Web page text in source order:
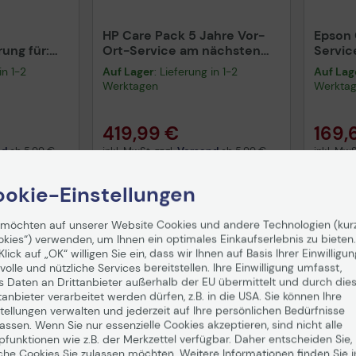
für:
1-2
ab5,99 €
HP Care Pack 5 Jahre Vor-
Ort-Service am nächsten
Arbeitstag Laserjet M506
Serie U8PK5E
Auf Lager: Lieferung in 1-2
Werktagen
419,99 €
inkl. MwSt. zzgl.Versandab5,99 €
Jahre
Auf
inkl.
Einstellungen
auf unserer Website Cookies und andere Technologien
verwenden, um Ihnen ein optimales Einkaufserlebnis zu bieten.
auf „OK“ willigen Sie ein, dass wir Ihnen auf Basis Ihrer
und nützliche Services bereitstellen. Ihre Einwilligung umfasst,
Daten an Drittanbieter außerhalb der EU übermittelt und durch
verarbeitet werden dürfen, z.B. in die USA. Sie können Ihre
verwalten und jederzeit auf Ihre persönlichen Bedürfnisse
Wenn Sie nur essenzielle Cookies akzeptieren, sind nicht alle
wie z.B. der Merkzettel verfügbar. Daher entscheiden Sie,